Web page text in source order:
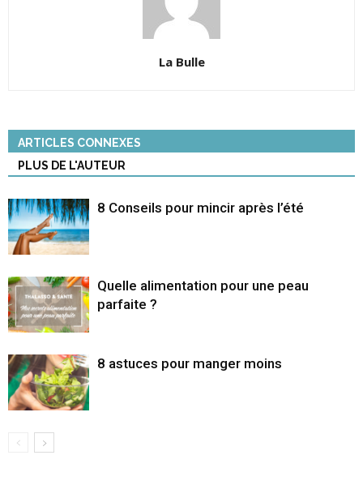
La Bulle
ARTICLES CONNEXES
PLUS DE L'AUTEUR
8 Conseils pour mincir après l’été
Quelle alimentation pour une peau
parfaite ?
8 astuces pour manger moins